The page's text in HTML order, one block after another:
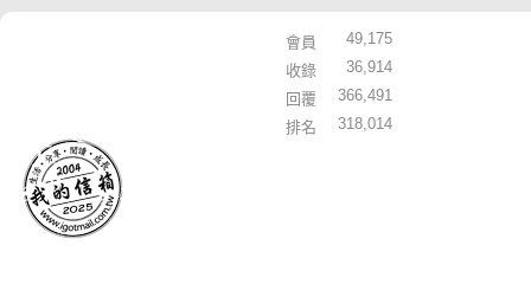
會員
49,175
收錄
36,914
回覆
366,491
排名
318,014